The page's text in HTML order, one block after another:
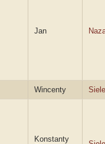
Jan
Wincenty
Konstanty